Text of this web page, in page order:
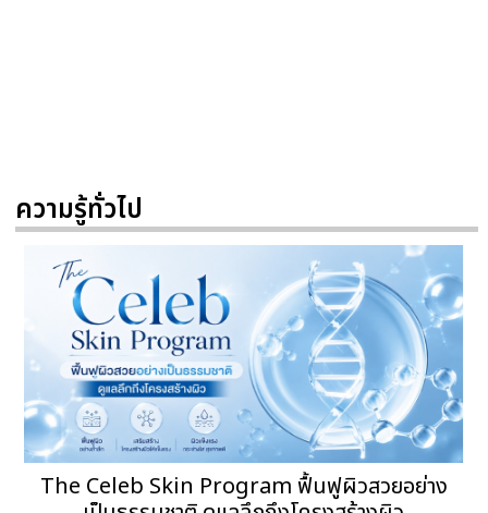
ความรู้ทั่วไป
The Celeb Skin Program ฟื้นฟูผิวสวยอย่าง